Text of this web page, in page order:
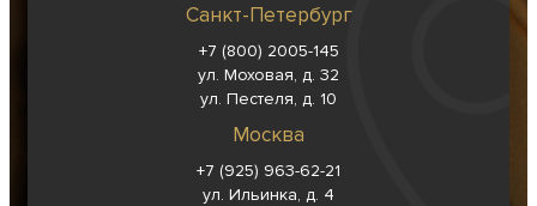
Санкт-Петербург
+7 (800) 2005-145
ул. Моховая, д. 32
ул. Пестеля, д. 10
Москва
+7 (925) 963-62-21
ул. Ильинка, д. 4